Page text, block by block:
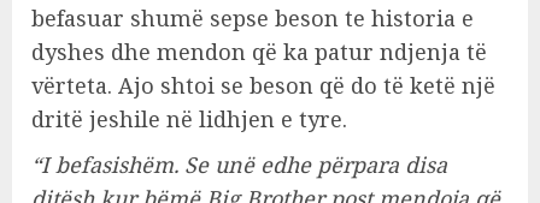
befasuar shumë sepse beson te historia e
dyshes dhe mendon që ka patur ndjenja të
vërteta. Ajo shtoi se beson që do të ketë një
dritë jeshile në lidhjen e tyre.
“I befasishëm. Se unë edhe përpara disa